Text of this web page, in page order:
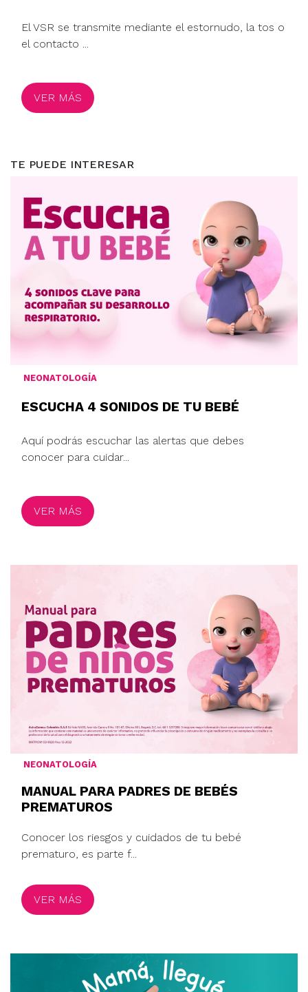
El VSR se transmite mediante el estornudo, la tos o
el contacto ...
VER MÁS
TE PUEDE INTERESAR
NEONATOLOGÍA
ESCUCHA 4 SONIDOS DE TU BEBÉ
Aquí podrás escuchar las alertas que debes
conocer para cuidar...
VER MÁS
NEONATOLOGÍA
MANUAL PARA PADRES DE BEBÉS
PREMATUROS
Conocer los riesgos y cuidados de tu bebé
prematuro, es parte f...
VER MÁS